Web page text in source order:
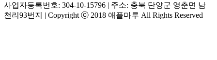
사업자등록번호: 304-10-15796 | 주소: 충북 단양군 영춘면 남
천리93번지 | Copyright ⓒ 2018 애플마루 All Rights Reserved